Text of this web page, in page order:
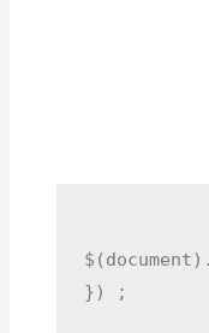
}) ;